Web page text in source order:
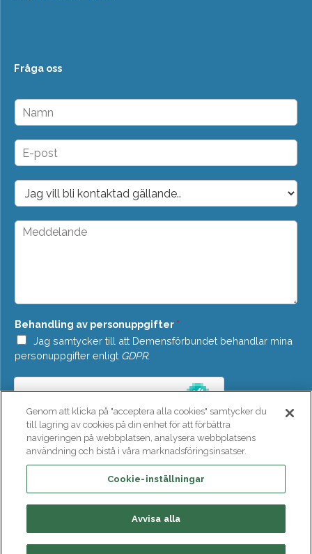
Fråga oss
N
m
n
E
p
o
t
*
D
o
p
M
a
d
e
*
Behandling av personuppgifter *
Jag samtycker till att Demensförbundet behandlar mina
personuppgifter enligt GDPR.
SKICKA
Genom att klicka på "acceptera alla cookies" samtycker du
till lagring av cookies på din enhet för att förbättra
navigeringen på webbplatsen, analysera webbplatsens
användning och bistå i våra marknadsföringsinsatser.
Cookie-inställningar
Avvisa alla